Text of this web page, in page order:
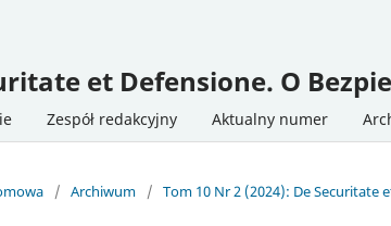
et Defensione. O
Zespół redakcyjny Aktualny numer
/ Archiwum / Tom 10 Nr 2 (2024): De Securitate